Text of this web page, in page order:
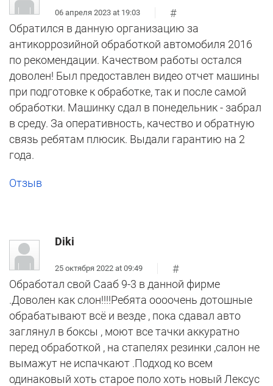
06 апреля 2023 at 19:03
#
Обратился в данную организацию за
антикоррозийной обработкой автомобиля 2016
по рекомендации. Качеством работы остался
доволен! Был предоставлен видео отчет машины
при подготовке к обработке, так и после самой
обработки. Машинку сдал в понедельник - забрал
в среду. За оперативность, качество и обратную
связь ребятам плюсик. Выдали гарантию на 2
года.
Отзыв
Diki
25 октября 2022 at 09:49
#
Обработал свой Сааб 9-3 в данной фирме
.Доволен как слон!!!!Ребята оооочень дотошные
обрабатывают всё и везде , пока сдавал авто
заглянул в боксы , моют все тачки аккуратно
перед обработкой , на стапелях резинки ,салон не
вымажут не испачкают .Подход ко всем
одинаковый хоть старое поло хоть новый Лексус